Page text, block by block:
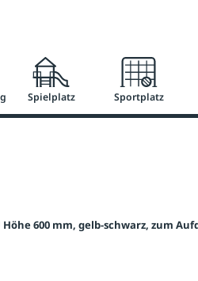
Spielplatz Sportplatz
600 mm, gelb-schwarz, zum